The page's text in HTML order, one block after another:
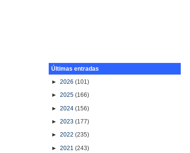
Últimas entradas
►2026(101)
►2025(166)
►2024(156)
►2023(177)
►2022(235)
►2021(243)